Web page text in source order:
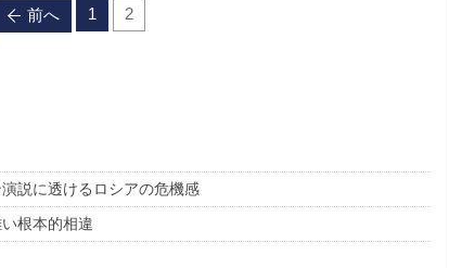
前へ 1 2
説に透けるロシアの危機感
根本的相違